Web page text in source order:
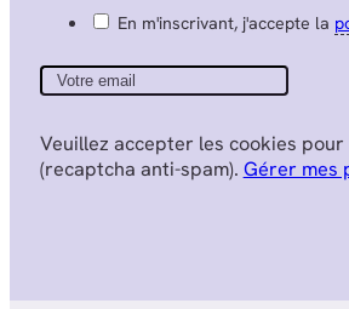
En m'inscrivant, j'accepte la
Veuillez accepter les cookies
(recaptcha anti-spam). Gérer mes